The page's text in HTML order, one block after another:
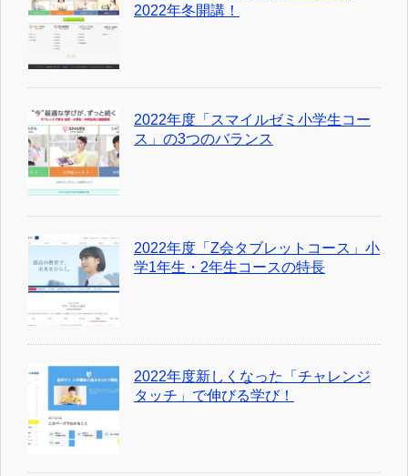
2022年冬開講！
2022年度「スマイルゼミ小学生コー
ス」の3つのバランス
2022年度「Z会タブレットコース」小
学1年生・2年生コースの特長
2022年度新しくなった「チャレンジ
タッチ」で伸びる学び！